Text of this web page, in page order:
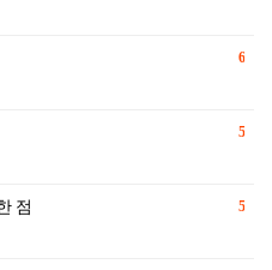
6
5
5
점